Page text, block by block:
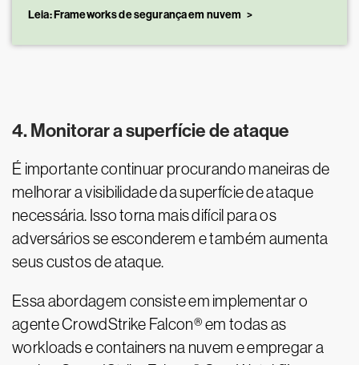
Leia: Frameworks de segurança em nuvem
4. Monitorar a superfície de ataque
É importante continuar procurando maneiras de
melhorar a visibilidade da superfície de ataque
necessária. Isso torna mais difícil para os
adversários se esconderem e também aumenta
seus custos de ataque.
Essa abordagem consiste em implementar o
agente CrowdStrike Falcon® em todas as
workloads e containers na nuvem e empregar a